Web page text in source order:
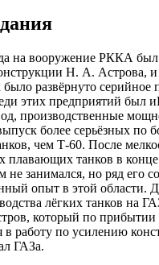
на вооружение РККА
Н. А. Астрова, и
было развёрнуто серийное
этих предприятий был
производственные
более серьёзных по
чем Т-60. После
плавающих танков в
не занимался, но ряд его
опыт в этой области.
лёгких танков на
который по прибытии
в работу по усилению
ГАЗа.